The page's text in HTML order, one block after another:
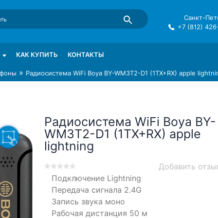
в СПб
Санкт-
+7 (812)
КАК КУПИТЬ КОНТАКТЫ
» Радиосистема WiFi Boya BY-WM3T2-D1 (1TX+RX) apple
Радиосистема WiFi Boya BY-
WM3T2-D1 (1TX+RX) apple
lightning
based
Добавить
Подключение Lightning
Передача сигнала 2.4G
Запись звука моно
Рабочая дистанция 50 м